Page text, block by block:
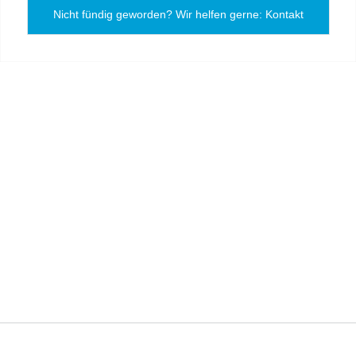
Nicht fündig geworden? Wir helfen gerne: Kontakt